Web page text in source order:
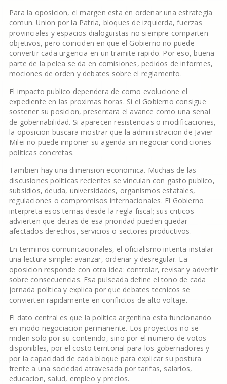
Para la oposicion, el margen esta en ordenar una estrategia
comun. Union por la Patria, bloques de izquierda, fuerzas
provinciales y espacios dialoguistas no siempre comparten
objetivos, pero coinciden en que el Gobierno no puede
convertir cada urgencia en un tramite rapido. Por eso, buena
parte de la pelea se da en comisiones, pedidos de informes,
mociones de orden y debates sobre el reglamento.
El impacto publico dependera de como evolucione el
expediente en las proximas horas. Si el Gobierno consigue
sostener su posicion, presentara el avance como una senal
de gobernabilidad. Si aparecen resistencias o modificaciones,
la oposicion buscara mostrar que la administracion de Javier
Milei no puede imponer su agenda sin negociar condiciones
politicas concretas.
Tambien hay una dimension economica. Muchas de las
discusiones politicas recientes se vinculan con gasto publico,
subsidios, deuda, universidades, organismos estatales,
regulaciones o compromisos internacionales. El Gobierno
interpreta esos temas desde la regla fiscal; sus criticos
advierten que detras de esa prioridad pueden quedar
afectados derechos, servicios o sectores productivos.
En terminos comunicacionales, el oficialismo intenta instalar
una lectura simple: avanzar, ordenar y desregular. La
oposicion responde con otra idea: controlar, revisar y advertir
sobre consecuencias. Esa pulseada define el tono de cada
jornada politica y explica por que debates tecnicos se
convierten rapidamente en conflictos de alto voltaje.
El dato central es que la politica argentina esta funcionando
en modo negociacion permanente. Los proyectos no se
miden solo por su contenido, sino por el numero de votos
disponibles, por el costo territorial para los gobernadores y
por la capacidad de cada bloque para explicar su postura
frente a una sociedad atravesada por tarifas, salarios,
educacion, salud, empleo y precios.